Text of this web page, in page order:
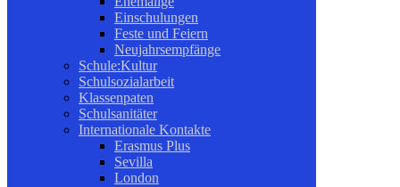
Einschulungen
Feste und Feiern
Neujahrsempfänge
Schule:Kultur
Schulsozialarbeit
Klassenpaten
Schulsanitäter
Internationale Kontakte
Erasmus Plus
Sevilla
London